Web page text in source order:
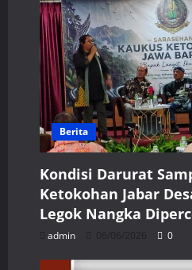
Berita
Kondisi Darurat
Ketokohan Jabar
Legok Nangka
admin 06/06/2026 0